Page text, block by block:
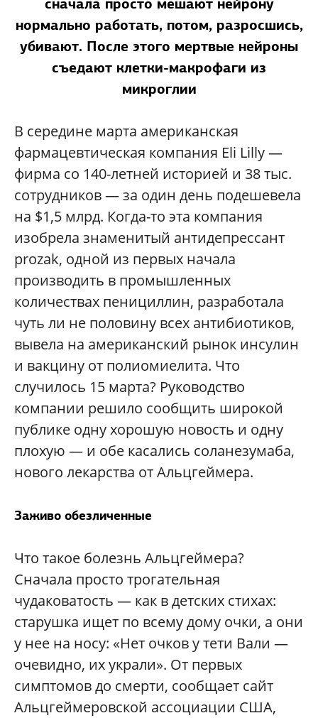
сначала просто мешают нейрону
нормально работать, потом, разросшись,
убивают. После этого мертвые нейроны
съедают клетки-макрофаги из
микроглии
В середине марта американская
фармацевтическая компания Eli Lilly —
фирма со 140-летней историей и 38 тыс.
сотрудников — за один день подешевела
на $1,5 млрд. Когда-то эта компания
изобрела знаменитый антидепрессант
prozak, одной из первых начала
производить в промышленных
количествах пенициллин, разработала
чуть ли не половину всех антибиотиков,
вывела на американский рынок инсулин
и вакцину от полиомиелита. Что
случилось 15 марта? Руководство
компании решило сообщить широкой
публике одну хорошую новость и одну
плохую — и обе касались соланезумаба,
нового лекарства от Альцгеймера.
Заживо обезличенные
Что такое болезнь Альцгеймера?
Сначала просто трогательная
чудаковатость — как в детских стихах:
старушка ищет по всему дому очки, а они
у нее на носу: «Нет очков у тети Вали —
очевидно, их украли». От первых
симптомов до смерти, сообщает сайт
Альцгеймеровской ассоциации США,